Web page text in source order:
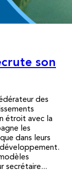
son
des
étroit avec la
les
dans leurs
secrétaire...